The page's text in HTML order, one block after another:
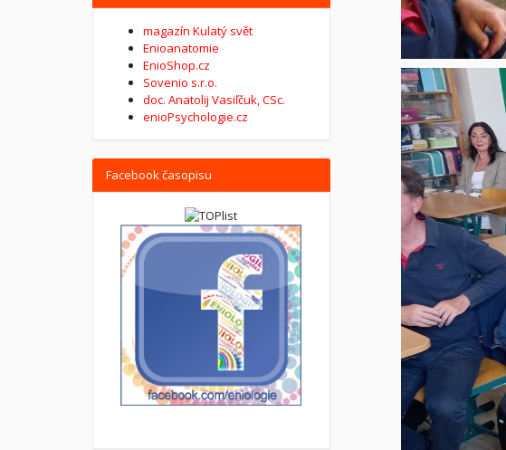
magazín Kulatý svět
Enioanatomie
EnioShop.cz
Sovenio s.r.o.
doc. Anatolij Vasiľčuk, CSc.
enioPsychologie.cz
Facebook časopisu